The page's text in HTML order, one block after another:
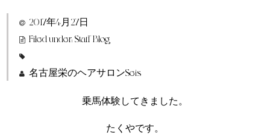
特定商取引法に基づく表示
2017年4月27日
Filed under:Staff Blog
名古屋栄のヘアサロンSeis
乗馬体験してきました。
たくやです。